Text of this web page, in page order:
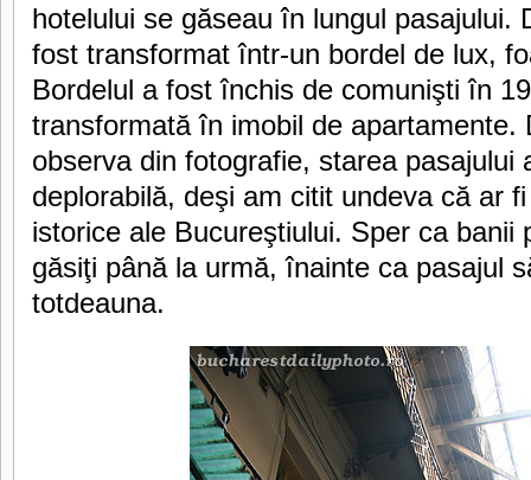
hotelului se găseau în lungul pasajului.
fost transformat într-un bordel de lux,
Bordelul a fost închis de comunişti în
transformată în imobil de apartamente.
observa din fotografie, starea pasajului
deplorabilă, deşi am citit undeva că ar
istorice ale Bucureştiului. Sper ca banii
găsiţi până la urmă, înainte ca pasajul
totdeauna.